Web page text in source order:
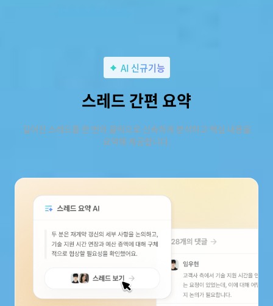
AI 신규기능
스레드 간편 요약
길어진 스레드를 한 번의 클릭으로 신속하게 분석하고 핵심 내용을
요약해 제공합니다.